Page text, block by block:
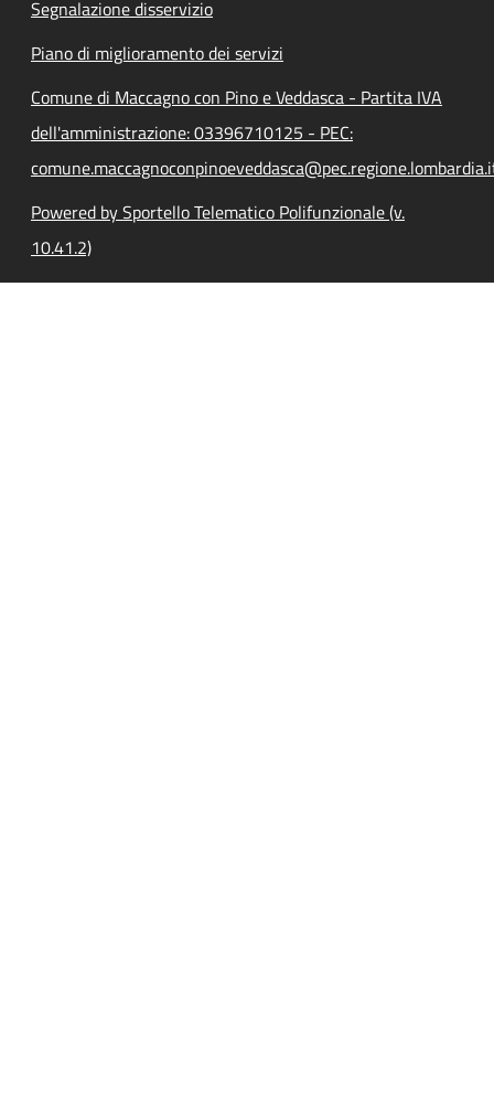
Segnalazione disservizio
Piano di miglioramento dei servizi
Comune di Maccagno con Pino e Veddasca - Partita IVA
dell'amministrazione: 03396710125 - PEC:
Powered by Sportello Telematico Polifunzionale (v.
10.41.2)